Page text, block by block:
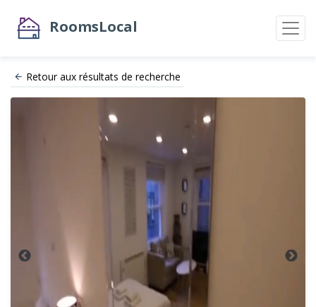
RoomsLocal
Retour aux résultats de recherche